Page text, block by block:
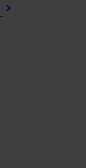
chevron_right